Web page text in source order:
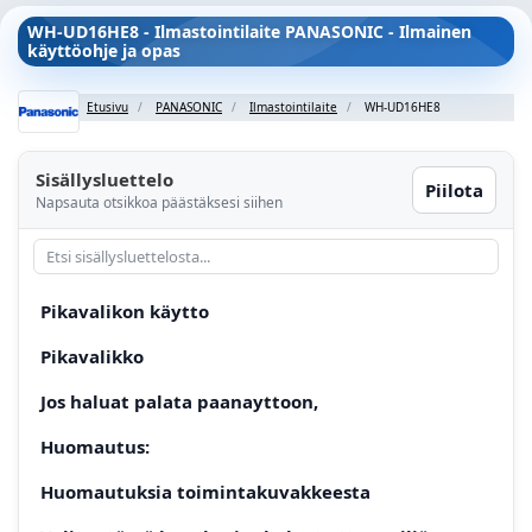
WH-UD16HE8 - Ilmastointilaite PANASONIC - Ilmainen
käyttöohje ja opas
Etusivu PANASONIC Ilmastointilaite WH-UD16HE8
Sisällysluettelo
Napsauta otsikkoa päästäksesi siihen
Piilota
Pikavalikon käytto
Pikavalikko
Jos haluat palata paanayttoon,
Huomautus:
Huomautuksia toimintakuvakkeesta